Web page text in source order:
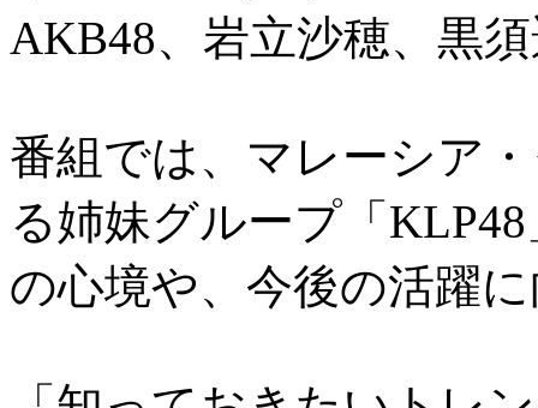
AKB48、岩立沙穂、黒
番組では、マレーシア
る姉妹グループ「
の心境や、今後の活躍